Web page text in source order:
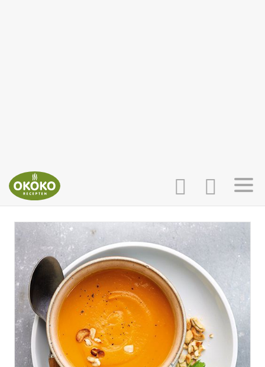
INLOGGEN
AANMELDEN
HOME
RECEPTEN
WEEKMENU'S
KOOKBOEKEN